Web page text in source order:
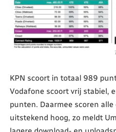
KPN scoort in totaal 989
Vodafone scoort vrij stabiel,
punten. Daarmee scoren alle
uitstekend hoog, zo meldt